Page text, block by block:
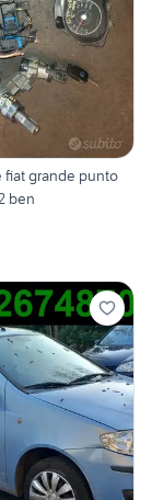
fiat grande punto
ben